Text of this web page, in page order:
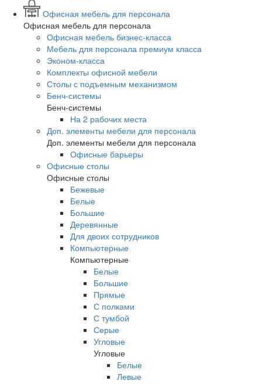
Офисная мебель для персонала
Офисная мебель для персонала
Офисная мебель бизнес-класса
Мебель для персонала премиум класса
Эконом-класса
Комплекты офисной мебели
Столы с подъемным механизмом
Бенч-системы
Бенч-системы
На 2 рабочих места
Доп. элементы мебели для персонала
Доп. элементы мебели для персонала
Офисные барьеры
Офисные столы
Офисные столы
Бежевые
Белые
Большие
Деревянные
Для двоих сотрудников
Компьютерные
Компьютерные
Белые
Большие
Прямые
С полками
С тумбой
Серые
Угловые
Угловые
Белые
Левые